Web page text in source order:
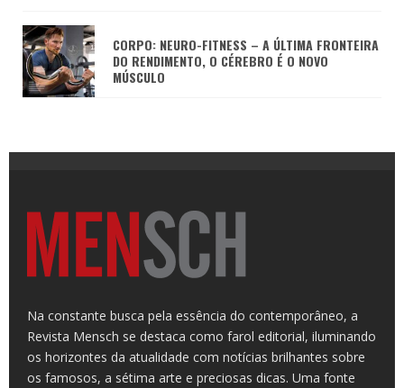
CORPO: NEURO-FITNESS – A ÚLTIMA FRONTEIRA
DO RENDIMENTO, O CÉREBRO É O NOVO
MÚSCULO
Na constante busca pela essência do contemporâneo, a
Revista Mensch se destaca como farol editorial, iluminando
os horizontes da atualidade com notícias brilhantes sobre
os famosos, a sétima arte e preciosas dicas. Uma fonte